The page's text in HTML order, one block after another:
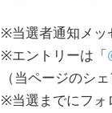
※当選者通知メッ
※エントリーは「
（当ページのシ
※当選までにフォ